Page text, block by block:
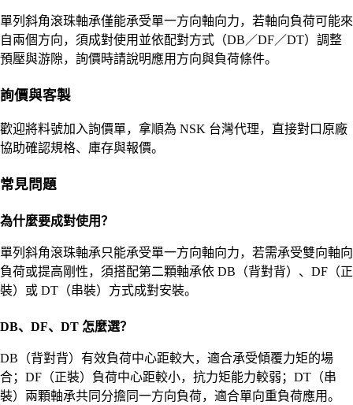
單列斜角滾珠軸承僅能承受單一方向軸向力，若軸向負荷可能來
自兩個方向，須成對使用並依配對方式（DB／DF／DT）調整
預壓與游隙，詢價時請說明應用方向與負荷條件。
詢價與客製
歡迎將料號加入詢價單，拿順為 NSK 台灣代理，直接對口原廠
協助確認規格、庫存與報價。
常見問題
為什麼要成對使用？
單列斜角滾珠軸承只能承受單一方向軸向力，若需承受雙向軸向
負荷或提高剛性，須搭配第二顆軸承依 DB（背對背）、DF（正
裝）或 DT（串裝）方式成對安裝。
DB、DF、DT 怎麼選？
DB（背對背）有效負荷中心距較大，適合承受傾覆力矩的場
合；DF（正裝）負荷中心距較小，抗力矩能力較弱；DT（串
裝）兩顆軸承共同分擔同一方向負荷，適合單向重負荷應用。